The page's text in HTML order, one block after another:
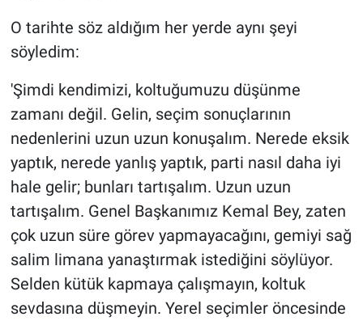
O tarihte söz aldığım her yerde aynı şeyi
söyledim:
'Şimdi kendimizi, koltuğumuzu düşünme
zamanı değil. Gelin, seçim sonuçlarının
nedenlerini uzun uzun konuşalım. Nerede eksik
yaptık, nerede yanlış yaptık, parti nasıl daha iyi
hale gelir; bunları tartışalım. Uzun uzun
tartışalım. Genel Başkanımız Kemal Bey, zaten
çok uzun süre görev yapmayacağını, gemiyi sağ
salim limana yanaştırmak istediğini söylüyor.
Selden kütük kapmaya çalışmayın, koltuk
sevdasına düşmeyin. Yerel seçimler öncesinde